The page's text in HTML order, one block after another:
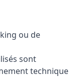
ou de
sont
technique